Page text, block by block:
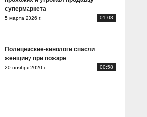
супермаркета
5 марта 2026 г. 01:08
Полицейские-кинологи спасли
женщину при пожаре
20 ноября 2020 г. 00:58